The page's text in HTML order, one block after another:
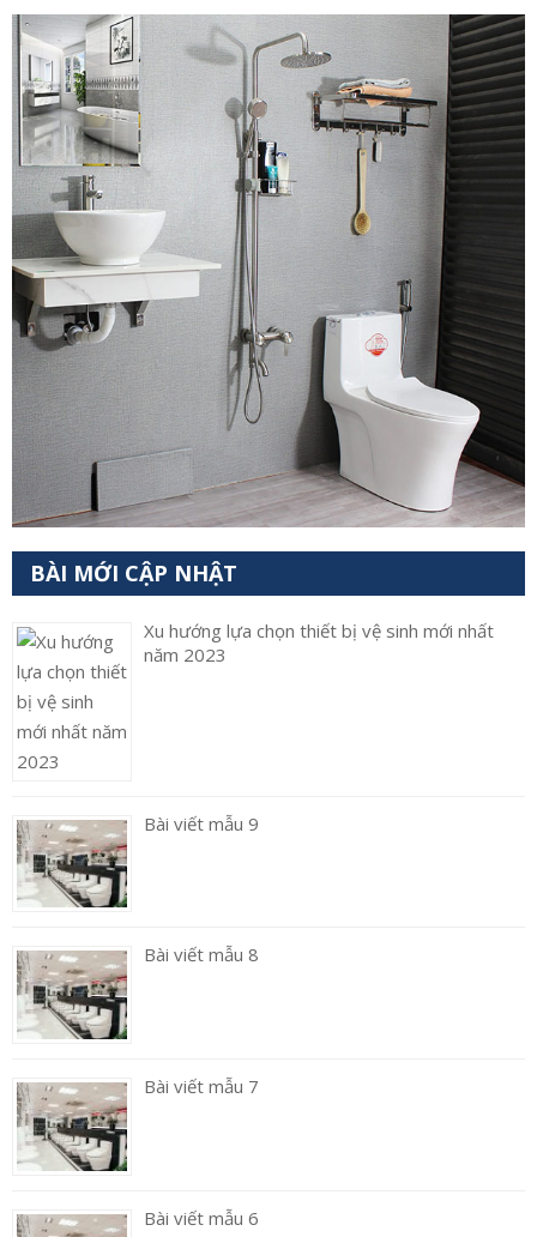
BÀI MỚI CẬP NHẬT
Xu hướng lựa chọn thiết bị vệ sinh mới nhất
năm 2023
Bài viết mẫu 9
Bài viết mẫu 8
Bài viết mẫu 7
Bài viết mẫu 6